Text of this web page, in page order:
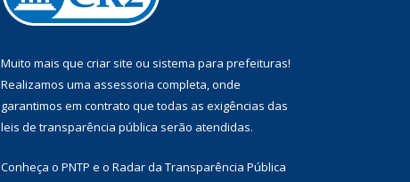
Muito mais que criar site ou sistema para prefeituras!
Realizamos uma assessoria completa, onde
garantimos em contrato que todas as exigências das
leis de transparência pública serão atendidas.
Conheça o PNTP e o Radar da Transparência Pública